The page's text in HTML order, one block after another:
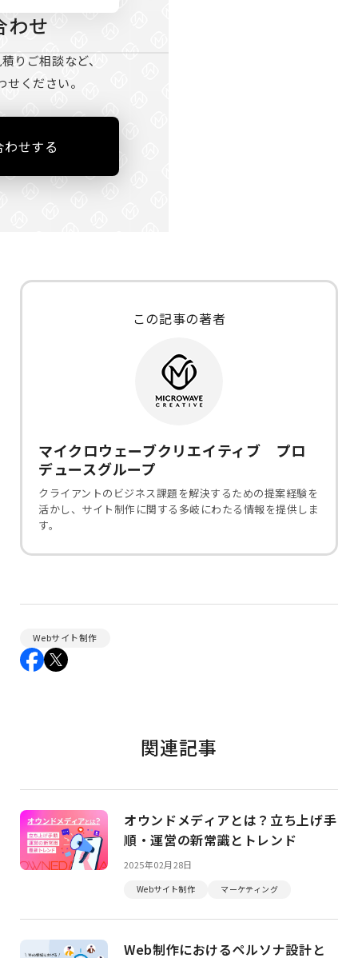
わせ
りご相談など、
ください。
せする
この記事の著者
マイクロウェーブクリエイティブ プロ
デュースグループ
クライアントのビジネス課題を解決するための提案経験を
活かし、サイト制作に関する多岐にわたる情報を提供しま
す。
Webサイト制作
関連記事
オウンドメディアとは？立ち上げ手
順・運営の新常識とトレンド
2025年02月28日
Webサイト制作 マーケティング
Web制作におけるペルソナ設計と